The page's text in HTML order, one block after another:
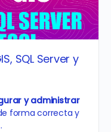
SQL Server y
y administrar
forma correcta y